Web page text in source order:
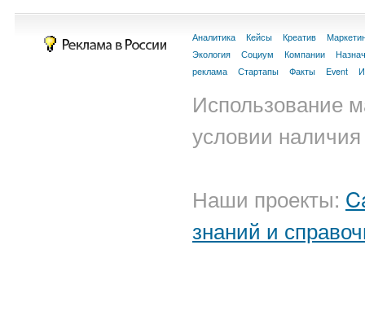
Аналитика Кейсы Креатив
Экология
Социум Компании
реклама
Стартапы Факты Event
Использование
условии
Наши проекты:
знаний и